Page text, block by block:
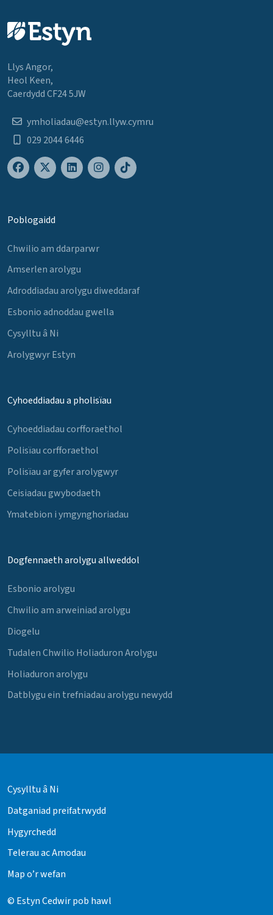
Llys Angor,
Heol Keen,
Caerdydd CF24 5JW
ymholiadau@estyn.llyw.cymru
029 2044 6446
Poblogaidd
Chwilio am ddarparwr
Amserlen arolygu
Adroddiadau arolygu diweddaraf
Esbonio adnoddau gwella
Cysylltu â Ni
Arolygwyr Estyn
Cyhoeddiadau a pholisïau
Cyhoeddiadau corfforaethol
Polisïau corfforaethol
Polisïau ar gyfer arolygwyr
Ceisiadau gwybodaeth
Ymatebion i ymgynghoriadau
Dogfennaeth arolygu allweddol
Esbonio arolygu
Chwilio am arweiniad arolygu
Diogelu
Tudalen Chwilio Holiaduron Arolygu
Holiaduron arolygu
Datblygu ein trefniadau arolygu newydd
Cysylltu â Ni
Datganiad preifatrwydd
Hygyrchedd
Telerau ac Amodau
Map o’r wefan
© Estyn Cedwir pob hawl